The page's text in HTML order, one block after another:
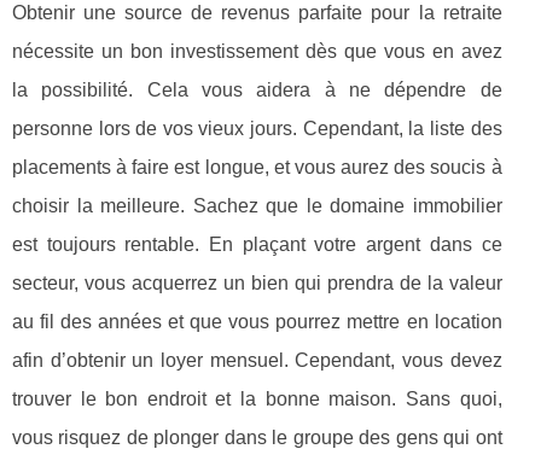
Obtenir une source de revenus parfaite pour la retraite
nécessite un bon investissement dès que vous en avez
la possibilité. Cela vous aidera à ne dépendre de
personne lors de vos vieux jours. Cependant, la liste des
placements à faire est longue, et vous aurez des soucis à
choisir la meilleure. Sachez que le domaine immobilier
est toujours rentable. En plaçant votre argent dans ce
secteur, vous acquerrez un bien qui prendra de la valeur
au fil des années et que vous pourrez mettre en location
afin d’obtenir un loyer mensuel. Cependant, vous devez
trouver le bon endroit et la bonne maison. Sans quoi,
vous risquez de plonger dans le groupe des gens qui ont